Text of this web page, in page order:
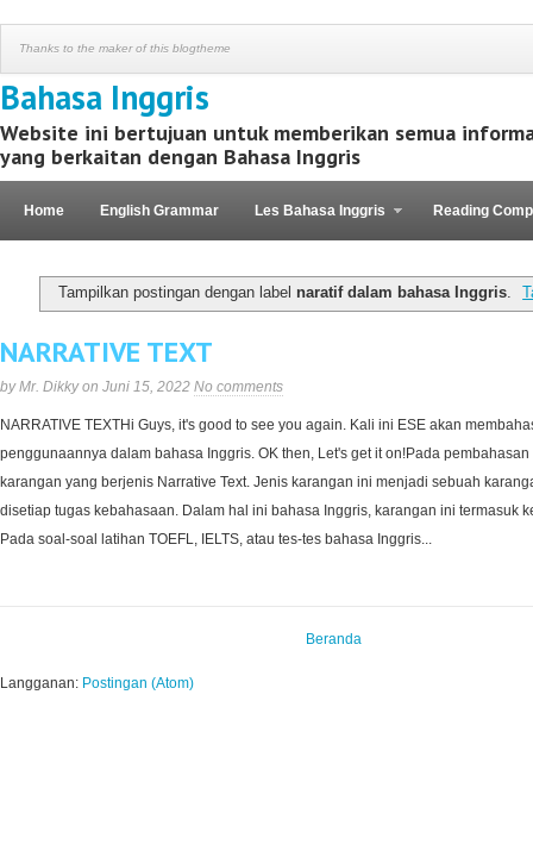
Thanks to the maker of this blogtheme
Bahasa Inggris
Website ini bertujuan untuk memberikan semua
yang berkaitan dengan Bahasa Inggris
Home English Grammar Les Bahasa Inggris Reading
Tampilkan postingan dengan label naratif dalam bahasa Inggris.
NARRATIVE TEXT
by Mr. Dikky on Juni 15, 2022 No comments
NARRATIVE TEXTHi Guys, it's good to see you again. Kali ini ESE akan
penggunaannya dalam bahasa Inggris. OK then, Let's get it on!Pada
karangan yang berjenis Narrative Text. Jenis karangan ini menjadi sebuah
disetiap tugas kebahasaan. Dalam hal ini bahasa Inggris, karangan ini termasuk
Pada soal-soal latihan TOEFL, IELTS, atau tes-tes bahasa Inggris...
Beranda
Langganan: Postingan (Atom)